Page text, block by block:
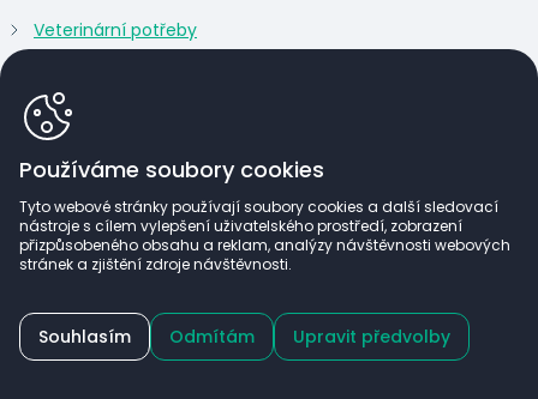
Používáme soubory cookies
Tyto webové stránky používají soubory cookies a další sledovací
nástroje s cílem vylepšení uživatelského prostředí, zobrazení
přizpůsobeného obsahu a reklam, analýzy návštěvnosti webových
stránek a zjištění zdroje návštěvnosti.
Souhlasím Odmítám Upravit předvolby
Lékařům a zdravotnickým zařízením nabízíme po
registraci zvýhodněné ceny a exkluzivní sortiment.
Veterinární potřeby